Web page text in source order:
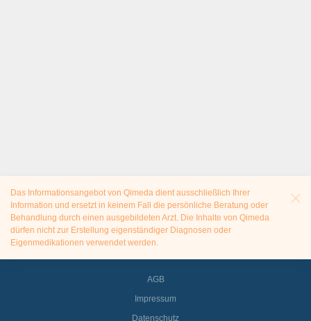
Das Informationsangebot von Qimeda dient ausschließlich Ihrer
Information und ersetzt in keinem Fall die persönliche Beratung oder
Behandlung durch einen ausgebildeten Arzt. Die Inhalte von Qimeda
dürfen nicht zur Erstellung eigenständiger Diagnosen oder
Eigenmedikationen verwendet werden.
AGB
Impressum
Datenschutz